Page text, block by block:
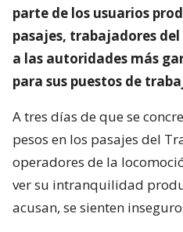
parte de los usuarios
pasajes, trabajadores
a las autoridades más
para sus puestos de
A tres días de que se
pesos en los pasajes del
operadores de la
ver su intranquilidad
acusan, se sienten